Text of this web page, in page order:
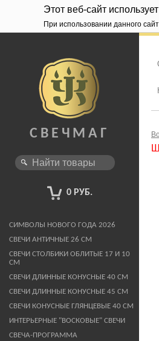
Этот веб-сайт
При использовании данного
СВЕЧМАГ
0 РУБ.
СИМВОЛЫ НОВОГО ГОДА 2026
СВЕЧИ АНТИЧНЫЕ 26 СМ
СВЕЧИ СТОЛБИКИ ОБЛИТЫЕ 17 И 10
СМ
СВЕЧИ ДЛИННЫЕ КОНУСНЫЕ 40 СМ
СВЕЧИ ДЛИННЫЕ КОНУСНЫЕ 45 СМ
СВЕЧИ КОНУСНЫЕ ГЛЯНЦЕВЫЕ 40 СМ
ИНТЕРЬЕРНЫЕ "ВОСКОВЫЕ" СВЕЧИ
СВЕЧА-ПРОГРАММА